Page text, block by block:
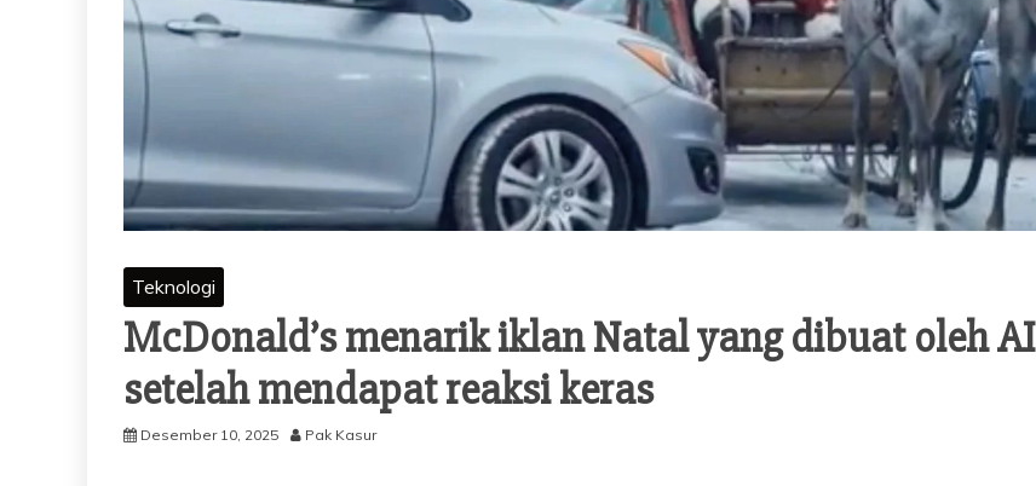
Teknologi
McDonald’s menarik iklan Natal yang dibuat oleh AI
setelah mendapat reaksi keras
Desember 10, 2025 Pak Kasur